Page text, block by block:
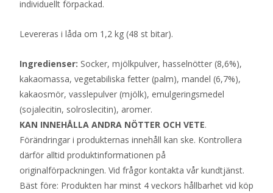
individuellt förpackad.
Levereras i låda om 1,2 kg (48 st bitar).
Ingredienser: Socker, mjölkpulver, hasselnötter (8,6%),
kakaomassa, vegetabiliska fetter (palm), mandel (6,7%),
kakaosmör, vasslepulver (mjölk), emulgeringsmedel
(sojalecitin, solroslecitin), aromer.
KAN INNEHÅLLA ANDRA NÖTTER OCH VETE.
Förändringar i produkternas innehåll kan ske. Kontrollera
därför alltid produktinformationen på
originalförpackningen. Vid frågor kontakta vår kundtjänst.
Bäst före: Produkten har minst 4 veckors hållbarhet vid köp